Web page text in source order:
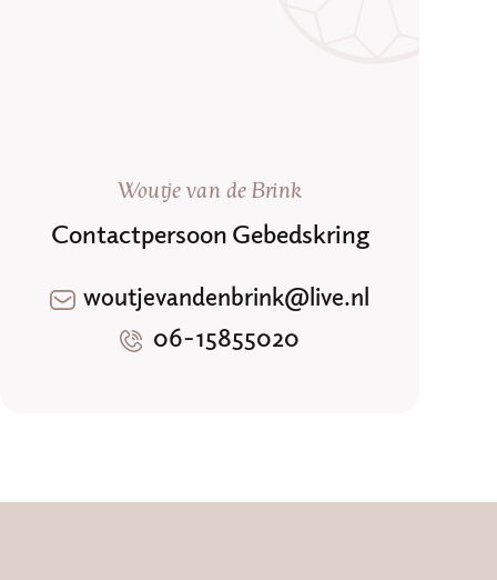
Woutje van de Brink
Contactpersoon Gebedskring
woutjevandenbrink@live.nl
06-15855020